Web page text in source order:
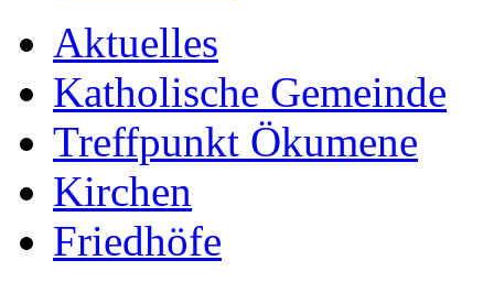
Aktuelles
Katholische Gemeinde
Treffpunkt Ökumene
Kirchen
Friedhöfe